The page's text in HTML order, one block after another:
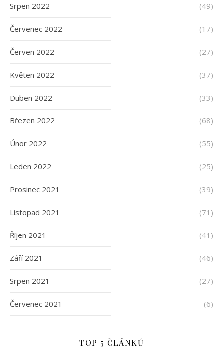
Srpen 2022 (49)
Červenec 2022 (17)
Červen 2022 (27)
Květen 2022 (37)
Duben 2022 (33)
Březen 2022 (68)
Únor 2022 (55)
Leden 2022 (25)
Prosinec 2021 (39)
Listopad 2021 (71)
Říjen 2021 (41)
Září 2021 (46)
Srpen 2021 (27)
Červenec 2021 (6)
TOP 5 ČLÁNKŮ